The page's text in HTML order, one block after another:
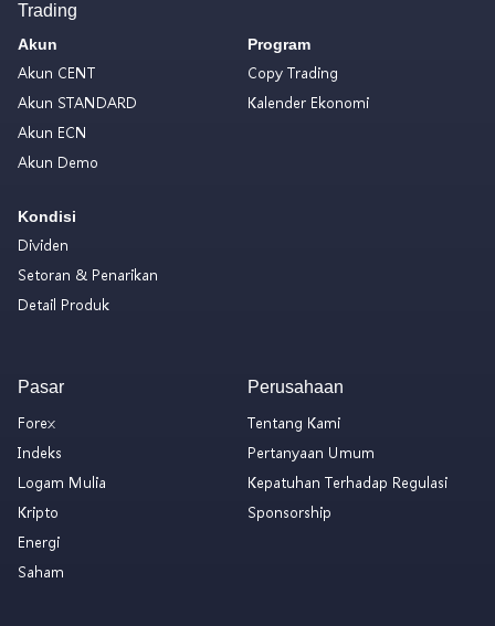
Trading
Akun
Akun CENT
Akun STANDARD
Akun ECN
Akun Demo
Kondisi
Dividen
Setoran & Penarikan
Detail Produk
Program
Copy Trading
Kalender Ekonomi
Pasar
Forex
Indeks
Logam Mulia
Kripto
Energi
Saham
Perusahaan
Tentang Kami
Pertanyaan Umum
Kepatuhan Terhadap Regulasi
Sponsorship